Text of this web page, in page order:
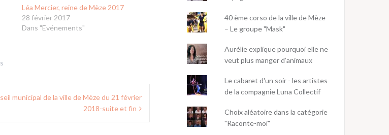
Léa Mercier, reine de Mèze 2017
28 février 2017
Dans "Evénements"
municipal de la ville de Mèze du 21 février
2018-suite et fin
40 ème corso de la ville de Mèze
– Le groupe "Mask"
Aurélie explique pourquoi elle ne
veut plus manger d’animaux
Le cabaret d'un soir - les artistes
de la compagnie Luna Collectif
Choix aléatoire dans la catégorie
"Raconte-moi"